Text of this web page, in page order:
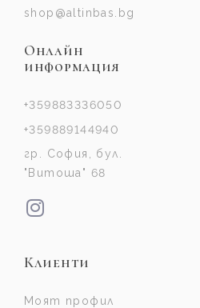
shop@altinbas.bg
Онлайн
информация
+359883336050
+359889144940
гр. София, бул.
"Витоша" 68
Клиенти
Моят профил